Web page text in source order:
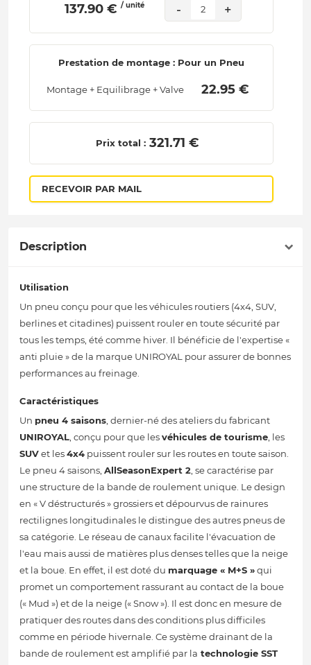
137.90 € / unité - 2 +
Prestation de montage : Pour un Pneu
Montage + Equilibrage + Valve 22.95 €
Prix total : 321.71 €
RECEVOIR PAR MAIL
Description
Utilisation
Un pneu conçu pour que les véhicules routiers (4x4, SUV,
berlines et citadines) puissent rouler en toute sécurité par
tous les temps, été comme hiver. Il bénéficie de l'expertise «
anti pluie » de la marque UNIROYAL pour assurer de bonnes
performances au freinage.
Caractéristiques
Un pneu 4 saisons, dernier-né des ateliers du fabricant
UNIROYAL, conçu pour que lesvéhicules de tourisme, les
SUVet les4x4 puissent rouler sur les routes en toute saison.
Le pneu 4 saisons, AllSeasonExpert 2, se caractérise par
une structure de la bande de roulement unique. Le design
en « V déstructurés » grossiers et dépourvus de rainures
rectilignes longitudinales le distingue des autres pneus de
sa catégorie. Le réseau de canaux facilite l'évacuation de
l'eau mais aussi de matières plus denses telles que la neige
et la boue. En effet, il est doté du marquage « M+S »qui
promet un comportement rassurant au contact de la boue
(« Mud ») et de la neige (« Snow »). Il est donc en mesure de
pratiquer des routes dans des conditions plus difficiles
comme en période hivernale. Ce système drainant de la
bande de roulement est amplifié par la technologie SST